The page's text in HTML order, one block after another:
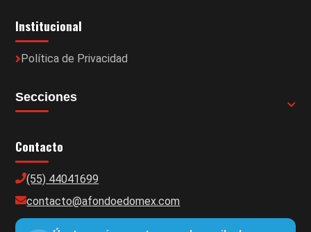
Institucional
Política de Privacidad
Secciones
Contacto
(55) 44041699
contacto@afondoedomex.com